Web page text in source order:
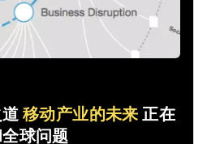
移动产业的未来 正在
球问题